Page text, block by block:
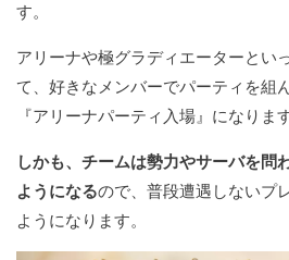
す。
アリーナや極グラディエーターとい
て、好きなメンバーでパーティを組
『アリーナパーティ入場』になります
しかも、チームは勢力やサーバを問
ようになるので、普段遭遇しないプ
ようになります。